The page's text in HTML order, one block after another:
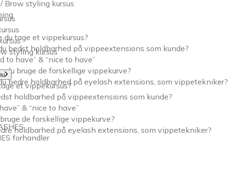
Brow styling kursus
du tage et vippekursus?
bedst holdbarhed på vippeextensions som kunde?
to have” & “nice to have”
du bruge de forskellige vippekurve?
bedre holdbarhed på eyelash extensions, som vippetekniker?
forhandler
styling kursus
et vippekursus?
holdbarhed på vippeextensions som kunde?
& “nice to have”
de forskellige vippekurve?
holdbarhed på eyelash extensions, som vippetekniker?